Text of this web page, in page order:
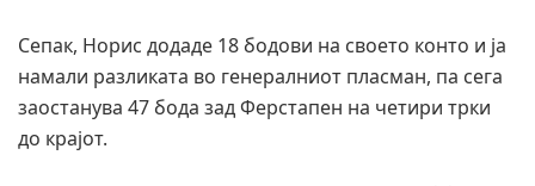
Сепак, Норис додаде 18 бодови на своето конто и ја
намали разликата во генералниот пласман, па сега
заостанува 47 бода зад Ферстапен на четири трки
до крајот.